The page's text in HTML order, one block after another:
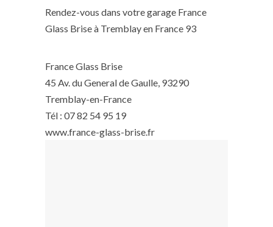
Rendez-vous dans votre garage France
Glass Brise à Tremblay en France 93
France Glass Brise
45 Av. du General de Gaulle, 93290
Tremblay-en-France
Tél : 07 82 54 95 19
www.france-glass-brise.fr